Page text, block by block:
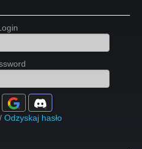
/ Odzyskaj hasło